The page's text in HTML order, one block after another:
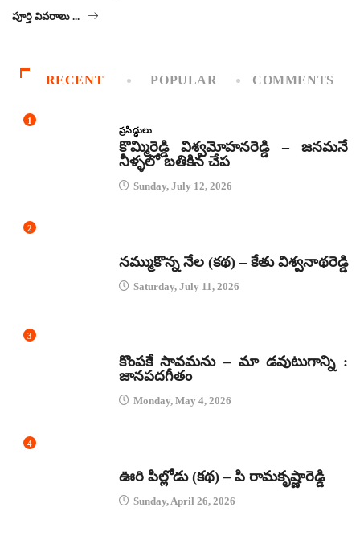
పూర్తి వివరాలు ...
RECENT POPULAR COMMENTS
1
ప్రసిద్ధులు
కొమ్మిరెడ్డి విశ్వమోహనరెడ్డి – జనమనే
నీళ్ళలో బతికిన చేప
Sunday, July 12, 2026
2
నమ్ముకొన్న నేల (కథ) – కేతు విశ్వనాథరెడ్డి
Saturday, July 11, 2026
3
కొంపకే సావమను – మా డవుటుగాన్ని :
జానపదగీతం
Monday, May 4, 2026
4
ఊరి పిల్లోడు (కథ) – పి రామకృష్ణారెడ్డి
Sunday, April 26, 2026